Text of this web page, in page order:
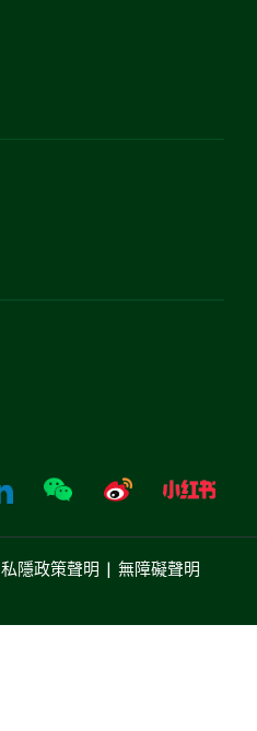
私隱政策聲明 | 無障礙聲明